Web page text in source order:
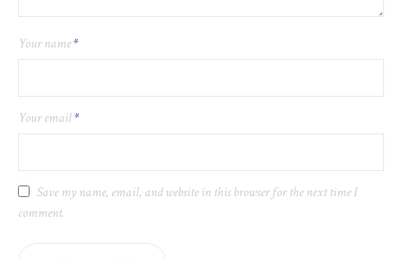
Your name*
Your email*
Save my name, email, and website in this browser for the next time I
comment.